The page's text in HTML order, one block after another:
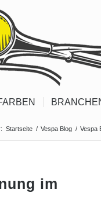
Startseite / Vespa Blog / Vespa
im